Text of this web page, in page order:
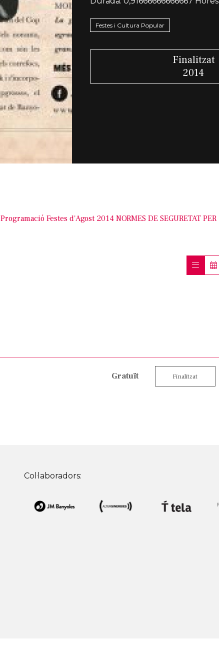
Festes i Cultura Popular
Finalitzat
2014
Programació Festes d'Agost 2014 NORMES DE SEGURETAT PER
Gratuït Finalitzat
Col·laboradors: